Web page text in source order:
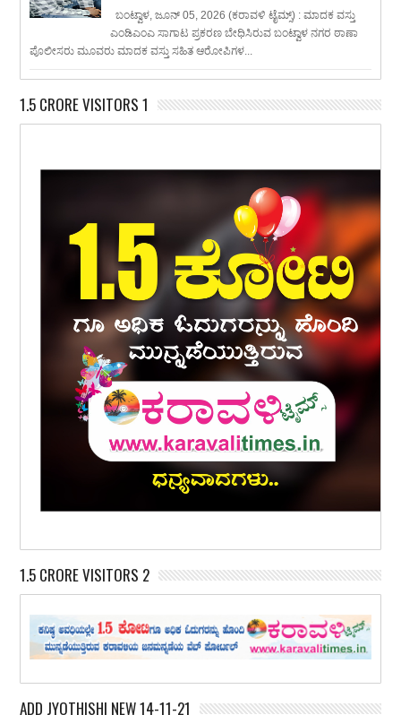
ಬಂಟ್ವಾಳ, ಜೂನ್ 05, 2026 (ಕರಾವಳಿ ಟೈಮ್ಸ್) : ಮಾದಕ ವಸ್ತು
ಎಂಡಿಎಂಎ ಸಾಗಾಟ ಪ್ರಕರಣ ಬೇಧಿಸಿರುವ ಬಂಟ್ವಾಳ ನಗರ ಠಾಣಾ
ಪೊಲೀಸರು ಮೂವರು ಮಾದಕ ವಸ್ತು ಸಹಿತ ಆರೋಪಿಗಳ...
1.5 CRORE VISITORS 1
1.5 CRORE VISITORS 2
ADD JYOTHISHI NEW 14-11-21